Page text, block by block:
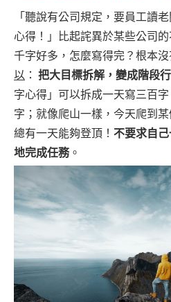
「聽說有公司規定，要員工讀
心得！」比起詫異於某些公司
千字好多，怎麼寫得完？根本
以 ： 把大目標拆解，變成階段
字心得」可以拆成一天寫三百
字；就像爬山一樣，今天爬到
總有一天能夠登頂！ 不要求自
地完成任務。